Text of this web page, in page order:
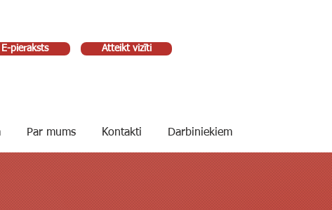
E-pieraksts Atteikt vizīti
Par mums Kontakti Darbiniekiem